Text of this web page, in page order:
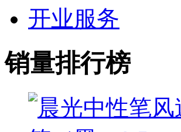
开业服务
销量排行榜